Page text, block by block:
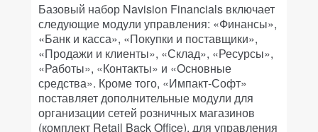
Базовый набор Navision Financials включает
следующие модули управления: «Финансы»,
«Банк и касса», «Покупки и поставщики»,
«Продажи и клиенты», «Склад», «Ресурсы»,
«Работы», «Контакты» и «Основные
средства». Кроме того, «Импакт-Софт»
поставляет дополнительные модули для
организации сетей розничных магазинов
(комплект Retail Back Office), для управления